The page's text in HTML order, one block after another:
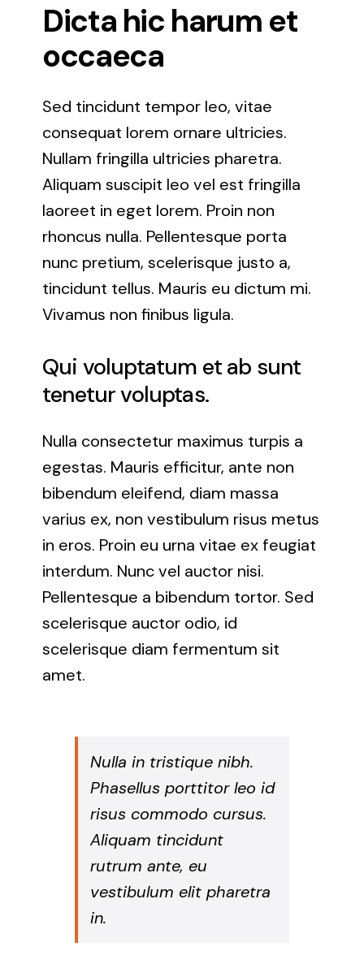
Dicta hic harum et
occaeca
Sed tincidunt tempor leo, vitae
consequat lorem ornare ultricies.
Nullam fringilla ultricies pharetra.
Aliquam suscipit leo vel est fringilla
laoreet in eget lorem. Proin non
rhoncus nulla. Pellentesque porta
nunc pretium, scelerisque justo a,
tincidunt tellus. Mauris eu dictum mi.
Vivamus non finibus ligula.
Qui voluptatum et ab sunt
tenetur voluptas.
Nulla consectetur maximus turpis a
egestas. Mauris efficitur, ante non
bibendum eleifend, diam massa
varius ex, non vestibulum risus metus
in eros. Proin eu urna vitae ex feugiat
interdum. Nunc vel auctor nisi.
Pellentesque a bibendum tortor. Sed
scelerisque auctor odio, id
scelerisque diam fermentum sit
amet.
Nulla in tristique nibh.
Phasellus porttitor leo id
risus commodo cursus.
Aliquam tincidunt
rutrum ante, eu
vestibulum elit pharetra
in.